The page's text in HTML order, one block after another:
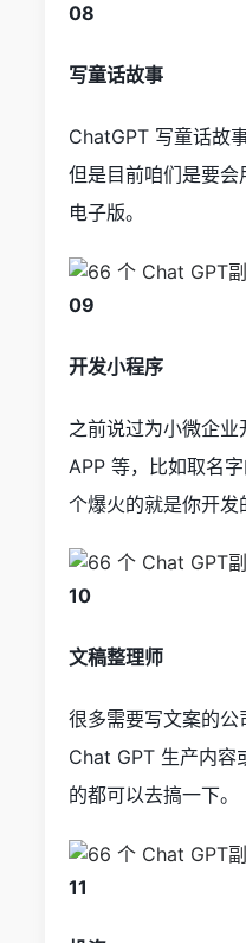
08
写童话故事
ChatGPT 写童话故
但是目前咱们是要
电子版。
09
开发小程序
之前说过为小微企业
APP 等，比如取名
个爆火的就是你开发
10
文稿整理师
很多需要写文案的
Chat GPT 生产内容
的都可以去搞一下。
11